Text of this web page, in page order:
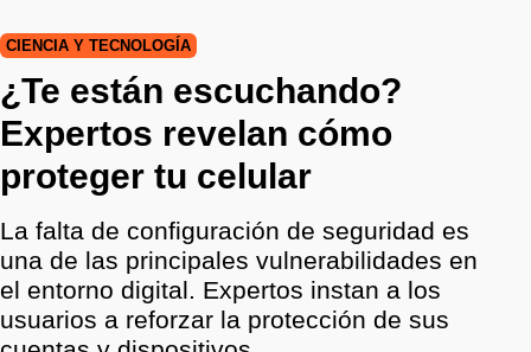
CIENCIA Y TECNOLOGÍA
¿Te están escuchando?
Expertos revelan cómo
proteger tu celular
La falta de configuración de seguridad es
una de las principales vulnerabilidades en
el entorno digital. Expertos instan a los
usuarios a reforzar la protección de sus